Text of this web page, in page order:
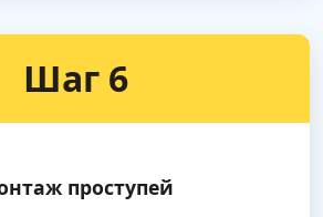
Шаг 6
проступей